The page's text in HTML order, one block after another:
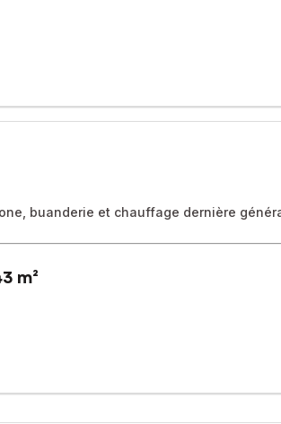
buanderie et chauffage dernière
m²
de Condom
bel appartement T2 d’environ 43 m²